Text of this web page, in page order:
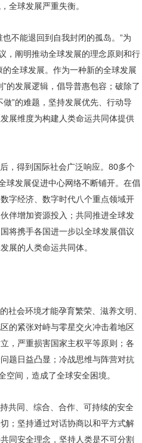
全球发展严重失衡。
不能退回到自我封闭的孤岛。”为
，阐明推动全球发展的理念原则和行
全球发展。作为一种新的全球发展
的发展逻辑，倡导普惠包容；破除了
”的难题，坚持发展优先、行动导
展维度为构建人类命运共同体提供
，得到国际社会广泛响应。80多个
球发展促进中心网络不断铺开。在倡
字经济、数字时代八个重点领域开
伴增加资源投入；共同推进全球发
将携手各国进一步以全球发展倡议
展的人类命运共同体。
社会环境才能孕育繁荣、滋养文明、
的紧张对峙与零星交火冲击着地区
，严重损害国家主权平等原则；各
题日益凸显；冷战思维与阵营对抗
空间，造成了全球安全困境。
共同、综合、合作、可持续的安全
；坚持通过对话协商以和平方式解
同安全理念，坚持人类是不可分割